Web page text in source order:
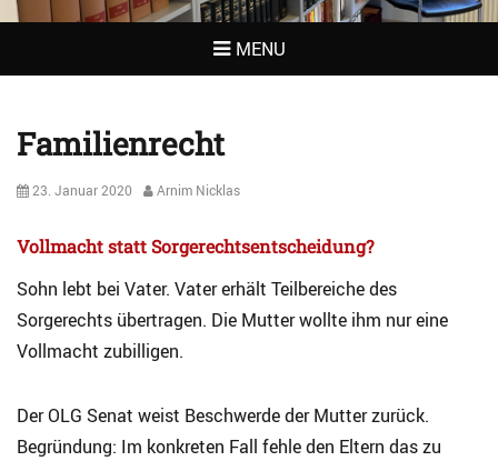
MENU
Familienrecht
Posted
23. Januar 2020 Author
Arnim Nicklas
Vollmacht statt Sorgerechtsentscheidung?
Sohn lebt bei Vater. Vater erhält Teilbereiche des
Sorgerechts übertragen. Die Mutter wollte ihm nur eine
Vollmacht zubilligen.
Der OLG Senat weist Beschwerde der Mutter zurück.
Begründung: Im konkreten Fall fehle den Eltern das zu